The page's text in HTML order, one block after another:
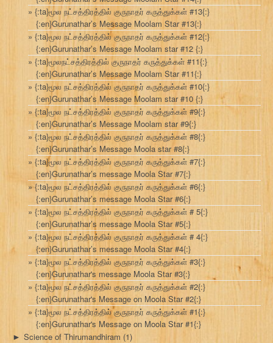
{:ta}மூல நட்சத்திரத்தில் குருநாதர் கருத்துக்கள் #13{:}
{:en}Gurunathar’s Message Moolam Star #13{:}
{:ta}மூல நட்சத்திரத்தில் குருநாதர் கருத்துக்கள் #12{:}
{:en}Gurunathar’s Message Moolam star #12 {:}
{:ta}மூலநட்சத்திரத்தில் குருநாதர் கருத்துக்கள் #11{:}
{:en}Gurunathar’s Message Moolam Star #11{:}
{:ta}மூல நட்சத்திரத்தில் குருநாதர் கருத்துக்கள் #10{:}
{:en}Gurunathar’s Message Moolam star #10 {:}
{:ta}மூல நட்சத்திரத்தில் குருநாதர் கருத்துக்கள் #9{:}
{:en}Gurunathar’s Message Moolam star #9{:}
{:ta}மூல நட்சத்திரத்தில் குருநாதர் கருத்துக்கள் #8{:}
{:en}Gurunathar’s Message Moola star #8{:}
{:ta}மூல நட்சத்திரத்தில் குருநாதர் கருத்துக்கள் #7{:}
{:en}Gurunathar’s message Moola Star #7{:}
{:ta}மூல நட்சத்திரத்தில் குருநாதர் கருத்துக்கள் #6{:}
{:en}Gurunathar’s message Moola Star #6{:}
{:ta}மூல நட்சத்திரத்தில் குருநாதர் கருத்துக்கள் # 5{:}
{:en}Gurunathar’s message Moola Star #5{:}
{:ta}மூல நட்சத்திரத்தில் குருநாதர் கருத்துக்கள் # 4{:}
{:en}Gurunathar’s message Moola Star #4{:}
{:ta}மூல நட்சத்திரத்தில் குருநாதர் கருத்துக்கள் #3{:}
{:en}Gurunathar's message Moola Star #3{:}
{:ta}மூல நட்சத்திரத்தில் குருநாதர் கருத்துக்கள் #2{:}
{:en}Gurunathar's Message on Moola Star #2{:}
{:ta}மூல நட்சத்திரத்தில் குருநாதர் கருத்துக்கள் #1{:}
{:en}Gurunathar's Message on Moola Star #1{:}
► Science of Thirumandhiram (1)